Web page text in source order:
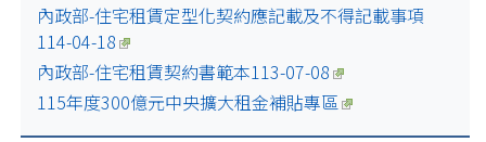
內政部-住宅租賃定型化契約應記載及不得記載事項
114-04-18
內政部-住宅租賃契約書範本113-07-08
115年度300億元中央擴大租金補貼專區